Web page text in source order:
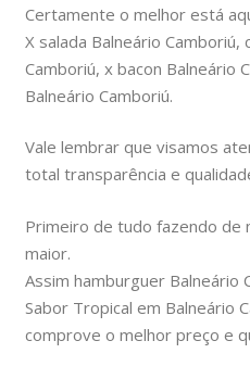
Certamente o melhor está
X salada Balneário Camboriú,
Camboriú, x bacon Balneário
Balneário Camboriú.
Vale lembrar que visamos
total transparência e
Primeiro de tudo fazendo de
maior.
Assim hamburguer Balneário
Sabor Tropical em Balneário
comprove o melhor preço e